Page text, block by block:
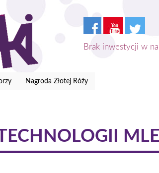
Brak inwestycji w
Nagroda Złotej Róży